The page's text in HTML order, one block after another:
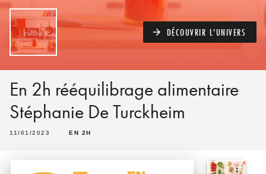
arrow_forward DÉCOUVRIR L'UNIVERS
En 2h rééquilibrage alimentaire
Stéphanie De Turckheim
11/01/2023 EN 2H